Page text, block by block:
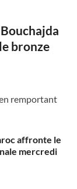
bronze
remportant
affronte le
mercredi